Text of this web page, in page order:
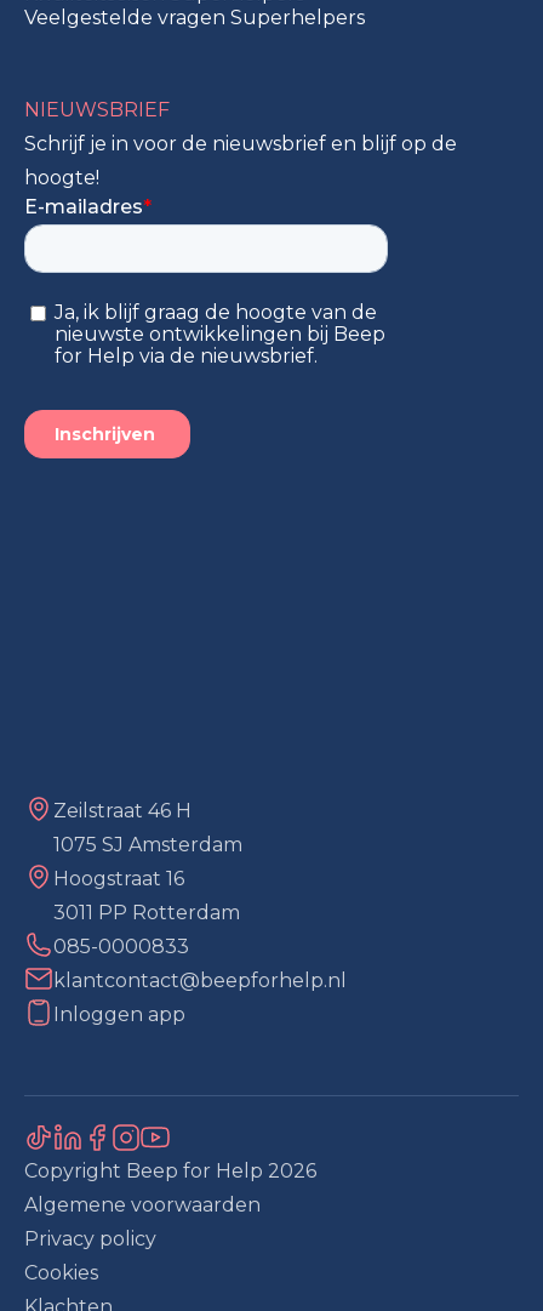
Veelgestelde vragen Superhelpers
Zeilstraat 46 H
1075 SJ Amsterdam
Hoogstraat 16
3011 PP Rotterdam
085-0000833
klantcontact@beepforhelp.nl
Inloggen app
NIEUWSBRIEF
Schrijf je in voor de nieuwsbrief en blijf op de
hoogte!
Copyright Beep for Help 2026
Algemene voorwaarden
Privacy policy
Cookies
Klachten